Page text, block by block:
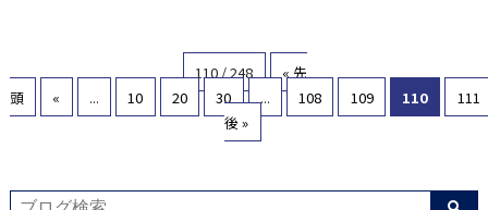
110 / 248
« 先
頭
« ... 10 20 30 ... 108 109 110
111
後 »